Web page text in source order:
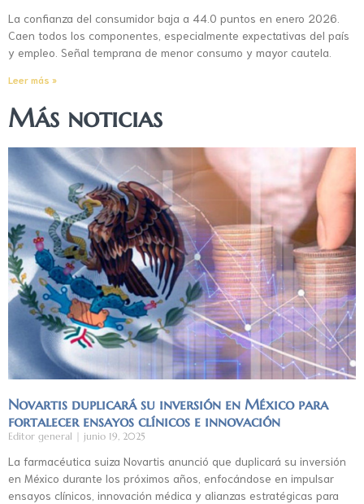
La confianza del consumidor baja a 44.0 puntos en enero 2026.
Caen todos los componentes, especialmente expectativas del país
y empleo. Señal temprana de menor consumo y mayor cautela.
Leer más »
Más noticias
Novartis duplicará su inversión en México para
fortalecer ensayos clínicos e innovación
Editor general junio 19, 2025
La farmacéutica suiza Novartis anunció que duplicará su inversión
en México durante los próximos años, enfocándose en impulsar
ensayos clínicos, innovación médica y alianzas estratégicas para